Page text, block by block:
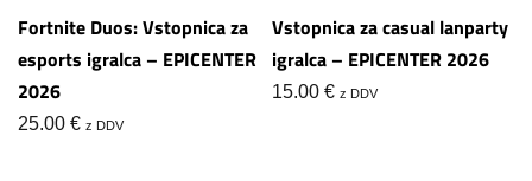
Fortnite Duos: Vstopnica za
esports igralca – EPICENTER
2026
25.00 € z DDV
Vstopnica za casual lanparty
igralca – EPICENTER 2026
15.00 € z DDV